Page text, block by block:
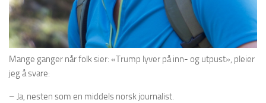
Mange ganger når folk sier: «Trump lyver på inn- og utpust», pleier
jeg å svare:
– Ja, nesten som en middels norsk journalist.